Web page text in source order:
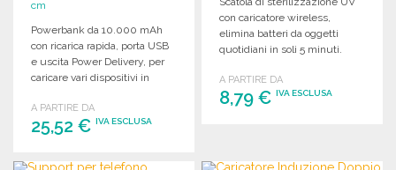
cm
Powerbank da 10.000 mAh
con ricarica rapida, porta USB
e uscita Power Delivery, per
caricare vari dispositivi in
A PARTIRE DA
25,52 € IVA ESCLUSA
ORDINARE
con caricatore wireless,
elimina batteri da oggetti
quotidiani in soli 5 minuti.
A PARTIRE DA
8,79 €IVA ESCLUSA
Richiedi un preventivo